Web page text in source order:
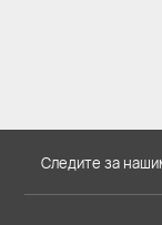
Следите за